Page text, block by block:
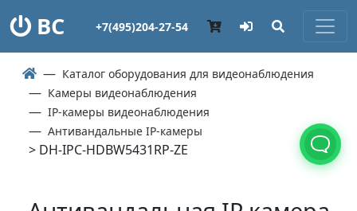
ВС +7(495)204-27-54
Каталог оборудования для видеонаблюдения
Камеры видеонаблюдения
IP-камеры видеонаблюдения
Антивандальные IP-камеры
> DH-IPC-HDBW5431RP-ZE